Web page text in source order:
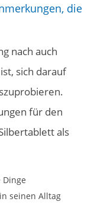
die
nach auch
sich darauf
für den
als
seinen Alltag